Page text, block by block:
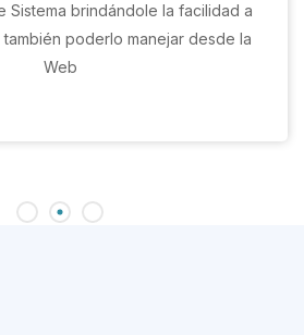
Sistema brindándole la facilidad a
poderlo manejar desde la
Web